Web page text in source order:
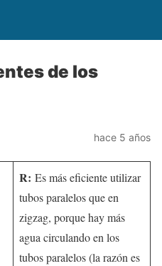
de los
hace 5 años
R: Es más eficiente utilizar
tubos paralelos que en
zigzag, porque hay más
agua circulando en los
tubos paralelos (la razón es